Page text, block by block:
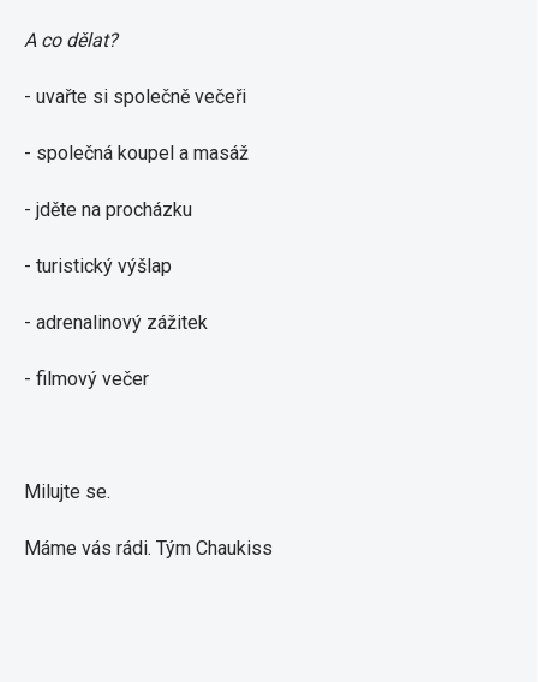
A co dělat?
- uvařte si společně večeři
- společná koupel a masáž
- jděte na procházku
- turistický výšlap
- adrenalinový zážitek
- filmový večer
Milujte se.
Máme vás rádi. Tým Chaukiss